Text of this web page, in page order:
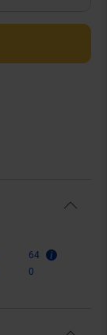
64
0